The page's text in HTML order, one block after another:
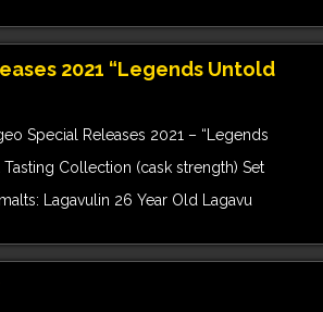
2021 “Legends Untold
Special Releases 2021 – “Legends
Collection (cask strength) Set
Lagavulin 26 Year Old Lagavu